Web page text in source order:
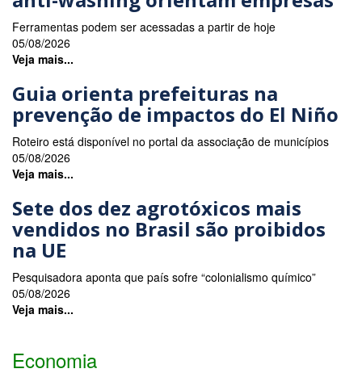
Ferramentas podem ser acessadas a partir de hoje
05/08/2026
Veja mais...
Guia orienta prefeituras na
prevenção de impactos do El Niño
Roteiro está disponível no portal da associação de municípios
05/08/2026
Veja mais...
Sete dos dez agrotóxicos mais
vendidos no Brasil são proibidos
na UE
Pesquisadora aponta que país sofre “colonialismo químico”
05/08/2026
Veja mais...